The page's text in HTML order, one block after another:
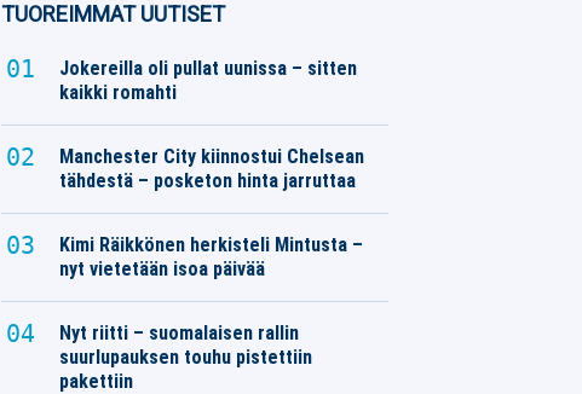
TUOREIMMAT UUTISET
Jokereilla oli pullat uunissa – sitten
kaikki romahti
Manchester City kiinnostui Chelsean
tähdestä – posketon hinta jarruttaa
Kimi Räikkönen herkisteli Mintusta –
nyt vietetään isoa päivää
Nyt riitti – suomalaisen rallin
suurlupauksen touhu pistettiin
pakettiin